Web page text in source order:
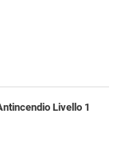
Livello 1